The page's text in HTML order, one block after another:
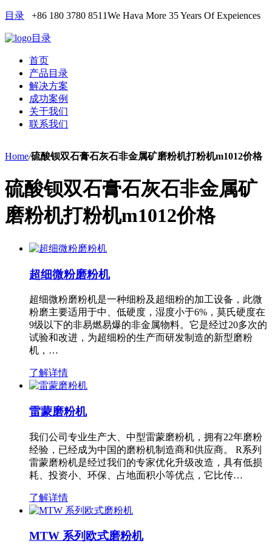
目录 +86 180 3780 8511We Hava More 35 Years Of Expeiences
目录
首页
产品目录
解决方案
成功案例
关于我们
联系我们
Home/硫酸钡双石膏石灰石非金属矿磨粉机打粉机m1012价格
硫酸钡双石膏石灰石非金属矿
磨粉机打粉机m1012价格
超细微粉磨粉机
超细微粉磨粉机是一种细粉及超细粉的加工设备，此微
粉磨主要适用于中、低硬度，湿度小于6%，莫氏硬度在
9级以下的非易燃易爆的非金属物料。它是经过20多次的
试验和改进，为超细粉的生产而研发制造的新型磨粉
机，…
了解详情
雷蒙磨粉机
我们公司专业生产大、中型雷蒙磨粉机，拥有22年磨粉
经验，已经成为中国的磨粉机制造商和供应商。 R系列
雷蒙磨粉机是经过我们的专家优化升级改造，具有低损
耗、投资小、环保、占地面积小等优点，它比传…
了解详情
MTW 系列欧式磨粉机